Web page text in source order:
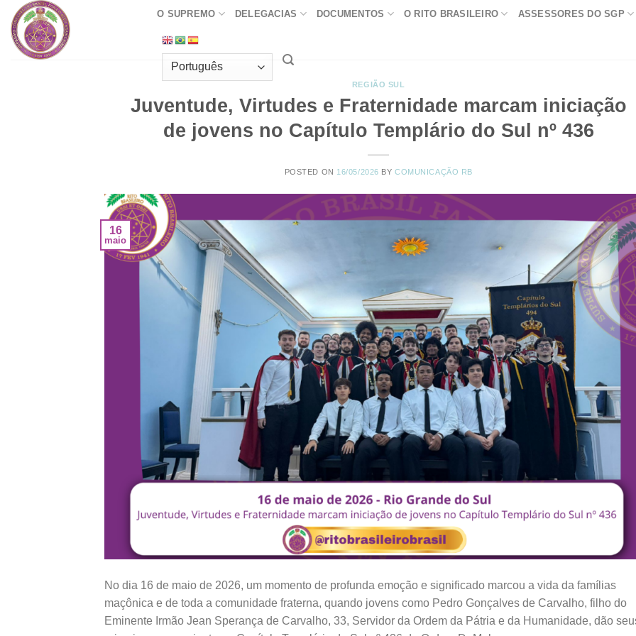
Skip
content
O SUPREMO DELEGACIAS DOCUMENTOS O RITO BRASILEIRO ASSESSORES DO SGP
REGIÃO SUL
Juventude, Virtudes e Fraternidade marcam iniciação
de jovens no Capítulo Templário do Sul nº 436
POSTED ON 16/05/2026 BYCOMUNICAÇÃO RB
16
maio
No dia 16 de maio de 2026, um momento de profunda emoção e significado marcou a vida da famílias
maçônica e de toda a comunidade fraterna, quando jovens como Pedro Gonçalves de Carvalho, filho do
Eminente Irmão Jean Sperança de Carvalho, 33, Servidor da Ordem da Pátria e da Humanidade, dão